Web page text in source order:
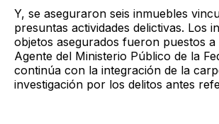
Y, se aseguraron seis inmuebles
presuntas actividades delictivas. Los
objetos asegurados fueron puestos a
Agente del Ministerio Público de la
continúa con la integración de la
investigación por los delitos antes